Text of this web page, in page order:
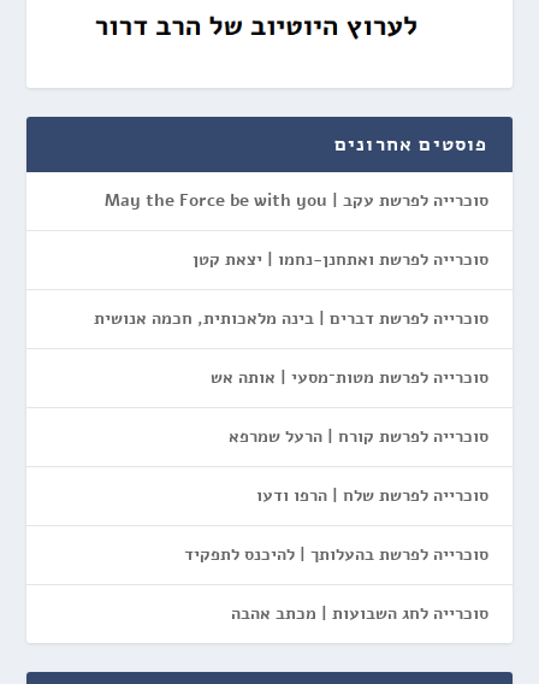
פוסטים אחרונים
סוכרייה לפרשת עקב | May the Force be with you
סוכרייה לפרשת ואתחנן-נחמו | יצאת קטן
סוכרייה לפרשת דברים | בינה מלאכותית, חכמה אנושית
סוכרייה לפרשת מטות־מסעי | אותה אש
סוכרייה לפרשת קורח | הרעל שמרפא
סוכרייה לפרשת שלח | הרפו ודעו
סוכרייה לפרשת בהעלותך | להיכנס לתפקיד
סוכרייה לחג השבועות | מכתב אהבה